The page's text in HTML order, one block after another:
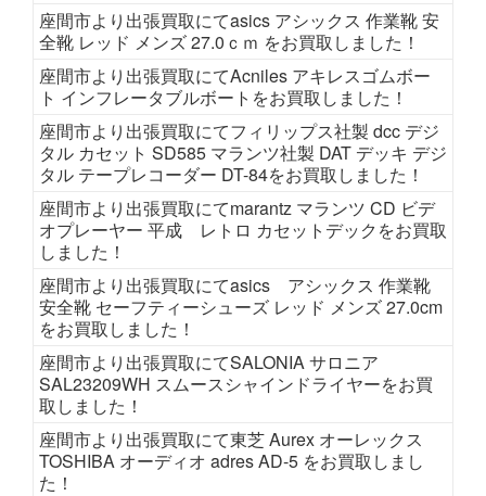
座間市より出張買取にてasics アシックス 作業靴 安
全靴 レッド メンズ 27.0ｃｍ をお買取しました！
座間市より出張買取にてAcniles アキレスゴムボー
ト インフレータブルボートをお買取しました！
座間市より出張買取にてフィリップス社製 dcc デジ
タル カセット SD585 マランツ社製 DAT デッキ デジ
タル テープレコーダー DT-84をお買取しました！
座間市より出張買取にてmarantz マランツ CD ビデ
オプレーヤー 平成 レトロ カセットデックをお買取
しました！
座間市より出張買取にてasics アシックス 作業靴
安全靴 セーフティーシューズ レッド メンズ 27.0cm
をお買取しました！
座間市より出張買取にてSALONIA サロニア
SAL23209WH スムースシャインドライヤーをお買
取しました！
座間市より出張買取にて東芝 Aurex オーレックス
TOSHIBA オーディオ adres AD-5 をお買取しまし
た！